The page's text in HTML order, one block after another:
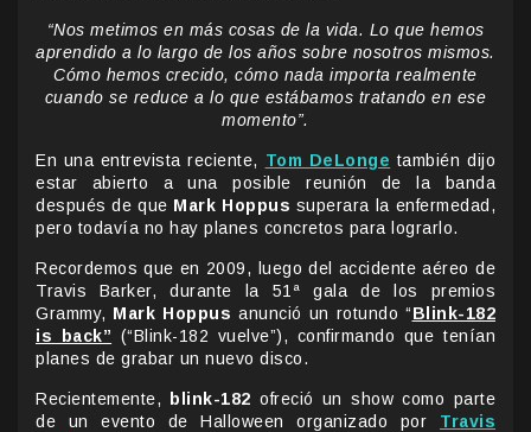
“Nos metimos en más cosas de la vida. Lo que hemos
aprendido a lo largo de los años sobre nosotros mismos.
Cómo hemos crecido, cómo nada importa realmente
cuando se reduce a lo que estábamos tratando en ese
momento”.
En una entrevista reciente, Tom DeLonge también dijo
estar abierto a una posible reunión de la banda
después de que Mark Hoppus superara la enfermedad,
pero todavía no hay planes concretos para lograrlo.
Recordemos que en 2009, luego del accidente aéreo de
Travis Barker, durante la 51ª gala de los premios
Grammy, Mark Hoppus anunció un rotundo “Blink-182
is back” (“Blink-182 vuelve”), confirmando que tenían
planes de grabar un nuevo disco.
Recientemente, blink-182 ofreció un show como parte
de un evento de Halloween organizado por Travis